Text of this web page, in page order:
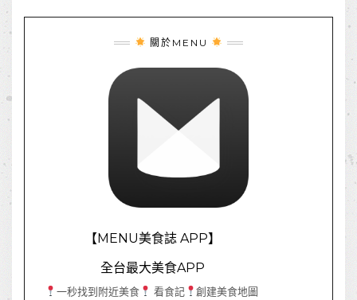
關於MENU
【MENU美食誌 APP】
全台最大美食APP
一秒找到附近美食 看食記
創建美食地圖